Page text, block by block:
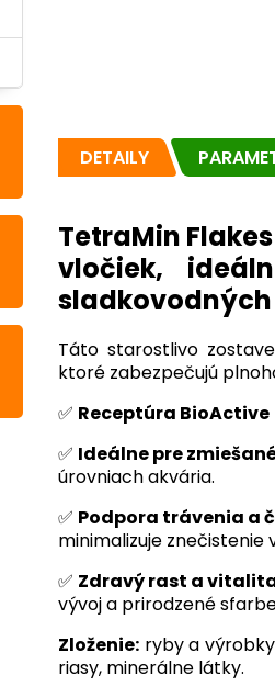
DETAILY
TetraMin
vločiek,
Táto starostlivo
ktoré zabezpečujú
✅ Receptúra BioActive
✅ Ideálne pre
úrovniach akvária.
✅ Podpora trávenia a
minimalizuje znečistenie
✅ Zdravý rast a
vývoj a prirodzené
Zloženie: ryby a
riasy, minerálne látky.